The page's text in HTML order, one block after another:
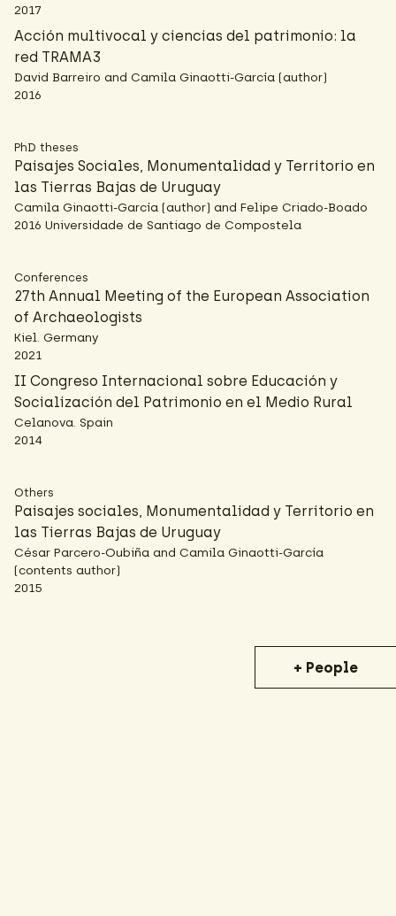
2017
Acción multivocal y ciencias del patrimonio: la
red TRAMA3
David Barreiro and Camila Ginaotti-García (author)
2016
PhD theses
Paisajes Sociales, Monumentalidad y Territorio en
las Tierras Bajas de Uruguay
Camila Ginaotti-García (author) and Felipe Criado-Boado
2016 Universidade de Santiago de Compostela
Conferences
27th Annual Meeting of the European Association
of Archaeologists
Kiel. Germany
2021
II Congreso Internacional sobre Educación y
Socialización del Patrimonio en el Medio Rural
Celanova. Spain
2014
Others
Paisajes sociales, Monumentalidad y Territorio en
las Tierras Bajas de Uruguay
César Parcero-Oubiña and Camila Ginaotti-García
(contents author)
2015
+ People